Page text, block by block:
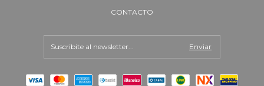
CONTACTO